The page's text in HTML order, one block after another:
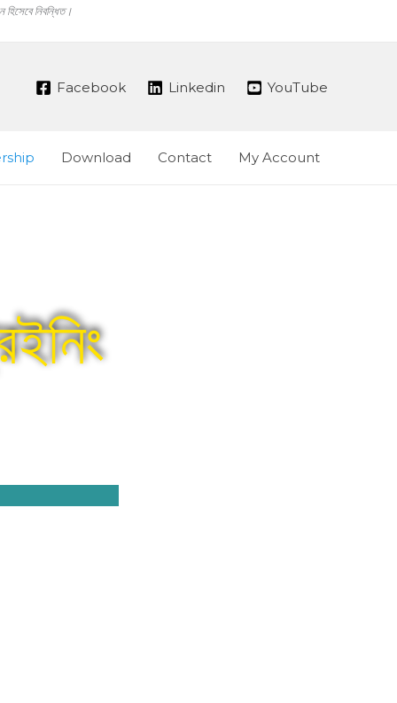
নিবন্ধিত।
Facebook Linkedin YouTube
Download Contact My Account